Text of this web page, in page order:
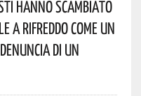
Hanno Scambiato
A Rifreddo Come Un
Di Un